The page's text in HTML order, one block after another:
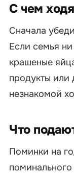
С чем
Сначала
Если семья
крашеные
продукты
незнакомой
Что
Поминки на